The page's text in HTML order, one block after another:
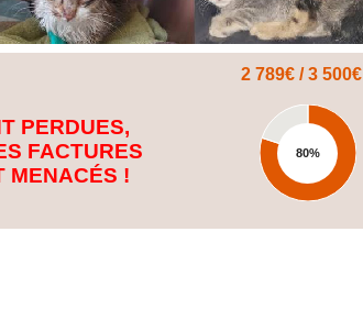
PERDUES,
FACTURES
MENACÉS !
2 789€ / 3 500€
80%